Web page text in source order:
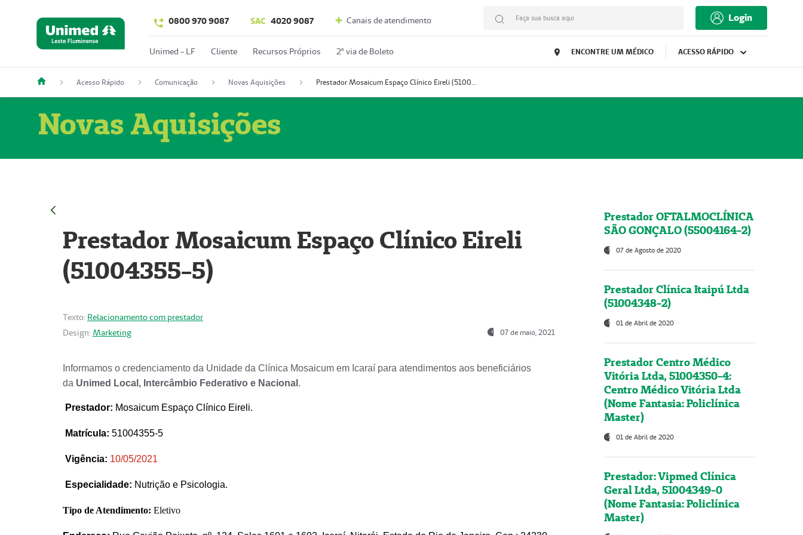
0800 970 9087 SAC 4020 9087 Canais de atendimento Faça sua busca aqui Login
Unimed - LF Cliente Recursos Próprios 2º via de Boleto ENCONTRE UM MÉDICO ACESSO RÁPIDO
Acesso Rápido Comunicação Novas Aquisições Prestador Mosaicum Espaço Clínico Eireli (51004355-5)
Novas Aquisições
Prestador Mosaicum Espaço Clínico Eireli
(51004355-5)
Texto: Relacionamento com prestador
Design: Marketing 07 de maio, 2021
Informamos o credenciamento da Unidade da Clínica Mosaicum em Icaraí para atendimentos aos beneficiários
da Unimed Local, Intercâmbio Federativo e Nacional .
Prestador: Mosaicum Espaço Clínico Eireli.
Matrícula: 51004355-5
Vigência: 10/05/2021
Especialidade: Nutrição e Psicologia.
Tipo de Atendimento: Eletivo
Prestador OFTALMOCLÍNICA
SÃO GONÇALO (55004164-2)
07 de Agosto de 2020
Prestador Clínica Itaipú Ltda
(51004348-2)
01 de Abril de 2020
Prestador Centro Médico
Vitória Ltda, 51004350-4:
Centro Médico Vitória Ltda
(Nome Fantasia: Policlínica
Master)
01 de Abril de 2020
Prestador: Vipmed Clínica
Geral Ltda, 51004349-0
(Nome Fantasia: Policlínica
Master)